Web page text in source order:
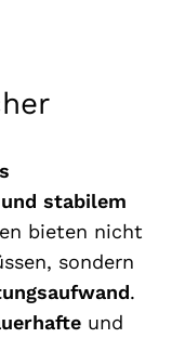
stabilem
bieten nicht
sondern
.
und